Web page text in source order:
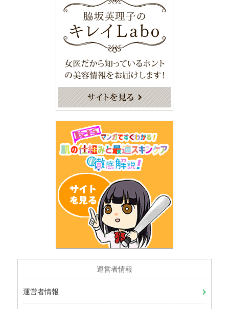
運営者情報
運営者情報